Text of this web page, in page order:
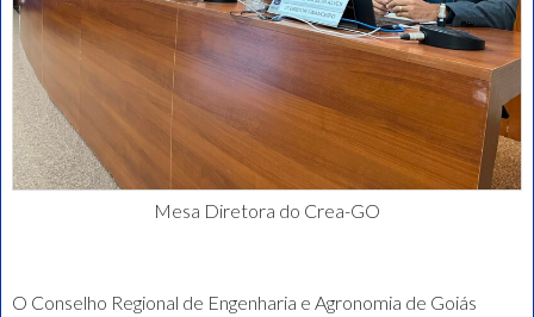
Mesa Diretora do Crea-GO
O Conselho Regional de Engenharia e Agronomia de Goiás